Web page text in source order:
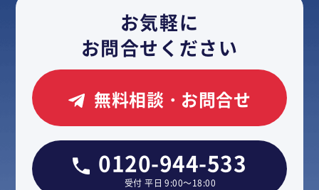
お気軽に
お問合せください
無料相談・お問合せ
0120-944-533
受付 平日 9:00～18:00